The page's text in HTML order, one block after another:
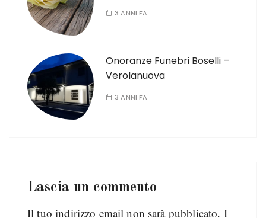
3 ANNI FA
Onoranze Funebri Boselli –
Verolanuova
3 ANNI FA
Lascia un commento
Il tuo indirizzo email non sarà pubblicato. I